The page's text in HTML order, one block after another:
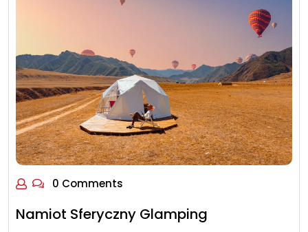
0 Comments
Namiot Sferyczny Glamping